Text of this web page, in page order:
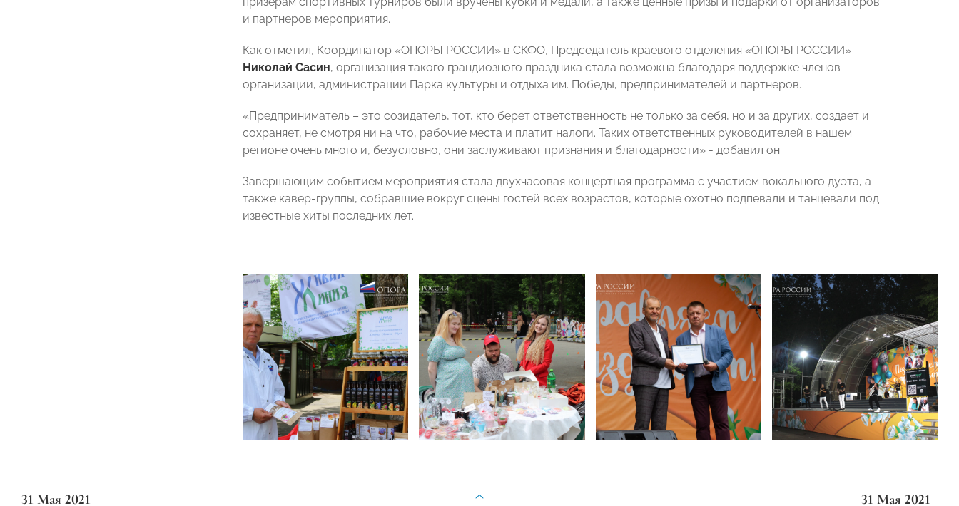
и партнеров мероприятия.
Как отметил, Координатор «ОПОРЫ РОССИИ» в СКФО, Председатель краевого отделения «ОПОРЫ РОССИИ»
Николай Сасин, организация такого грандиозного праздника стала возможна благодаря поддержке членов
организации, администрации Парка культуры и отдыха им. Победы, предпринимателей и партнеров.
«Предприниматель – это созидатель, тот, кто берет ответственность не только за себя, но и за других, создает и
сохраняет, не смотря ни на что, рабочие места и платит налоги. Таких ответственных руководителей в нашем
регионе очень много и, безусловно, они заслуживают признания и благодарности» - добавил он.
Завершающим событием мероприятия стала двухчасовая концертная программа с участием вокального дуэта, а
также кавер-группы, собравшие вокруг сцены гостей всех возрастов, которые охотно подпевали и танцевали под
известные хиты последних лет.
31 Мая 2021 31 Мая 2021